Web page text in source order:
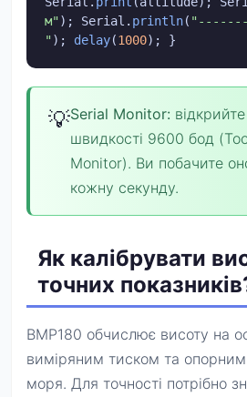
м"); Serial. println(
"); delay(1000); }
Serial Monitor:
швидкості 9600 бод
Monitor). Ви побачите
кожну секунду.
Як калібрувати
точних
BMP180 обчислює висоту на
виміряним тиском та опорним
моря. Для точності потрібно